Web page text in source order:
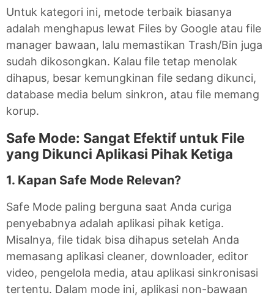
Untuk kategori ini, metode terbaik biasanya
adalah menghapus lewat Files by Google atau file
manager bawaan, lalu memastikan Trash/Bin juga
sudah dikosongkan. Kalau file tetap menolak
dihapus, besar kemungkinan file sedang dikunci,
database media belum sinkron, atau file memang
korup.
Safe Mode: Sangat Efektif untuk File
yang Dikunci Aplikasi Pihak Ketiga
1. Kapan Safe Mode Relevan?
Safe Mode paling berguna saat Anda curiga
penyebabnya adalah aplikasi pihak ketiga.
Misalnya, file tidak bisa dihapus setelah Anda
memasang aplikasi cleaner, downloader, editor
video, pengelola media, atau aplikasi sinkronisasi
tertentu. Dalam mode ini, aplikasi non-bawaan